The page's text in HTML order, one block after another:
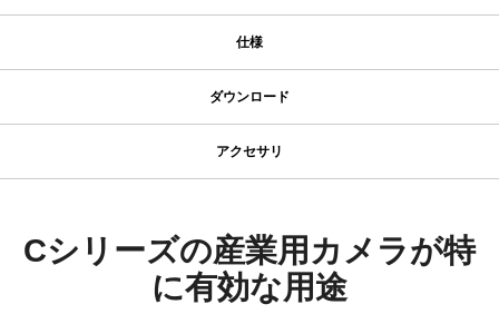
仕様
型番
カメラタイプ
エリアスキャン
ダウンロード
Control tool - CB-141MCL 32bit
Control tool - CB-141MCL 64bit
アクセサリ
055シリーズ
JAIカメラ専用 ACアダプタ VA-055シリーズ
Cシリーズの産業用カメラが特
に有効な用途